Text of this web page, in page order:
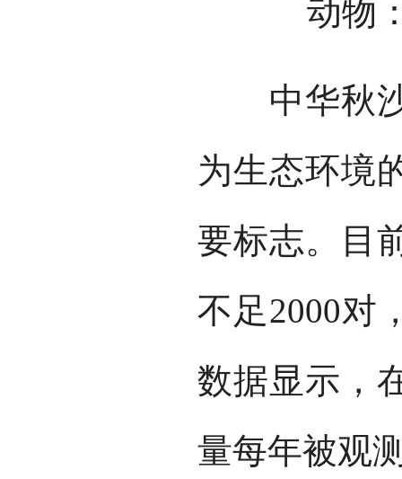
动物
中华秋沙
为生态环境
要标志。目
不足2000对
数据显示，
量每年被观